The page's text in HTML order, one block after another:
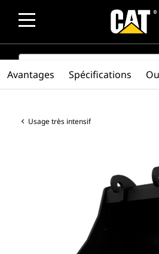
SEARCH
Usage très intensif
Avantages Spécifications